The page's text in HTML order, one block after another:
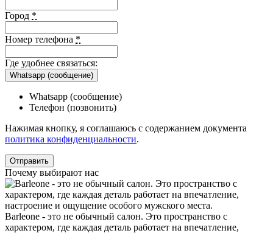
Город *
Номер телефона *
Где удобнее связаться:
Whatsapp (сообщение)
Whatsapp (сообщение)
Телефон (позвонить)
Нажимая кнопку, я соглашаюсь с содержанием документа
политика конфиденциальности.
Почему выбирают нас
Barleone - это не обычный салон. Это пространство с
характером, где каждая деталь работает на впечатление,